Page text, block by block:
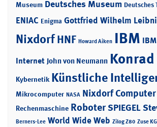
Museum Deutsches Museum Deutsches
ENIAC Enigma Gottfried Wilhelm
NixdorfHNF Howard Aiken IBM
Internet John von Neumann
Kybernetik Künstliche
Mikrocomputer NASA Nixdorf Computer
Rechenmaschine RoboterSPIEGEL
Berners-Lee World Wide Web Zilog Z80 Zuse KG